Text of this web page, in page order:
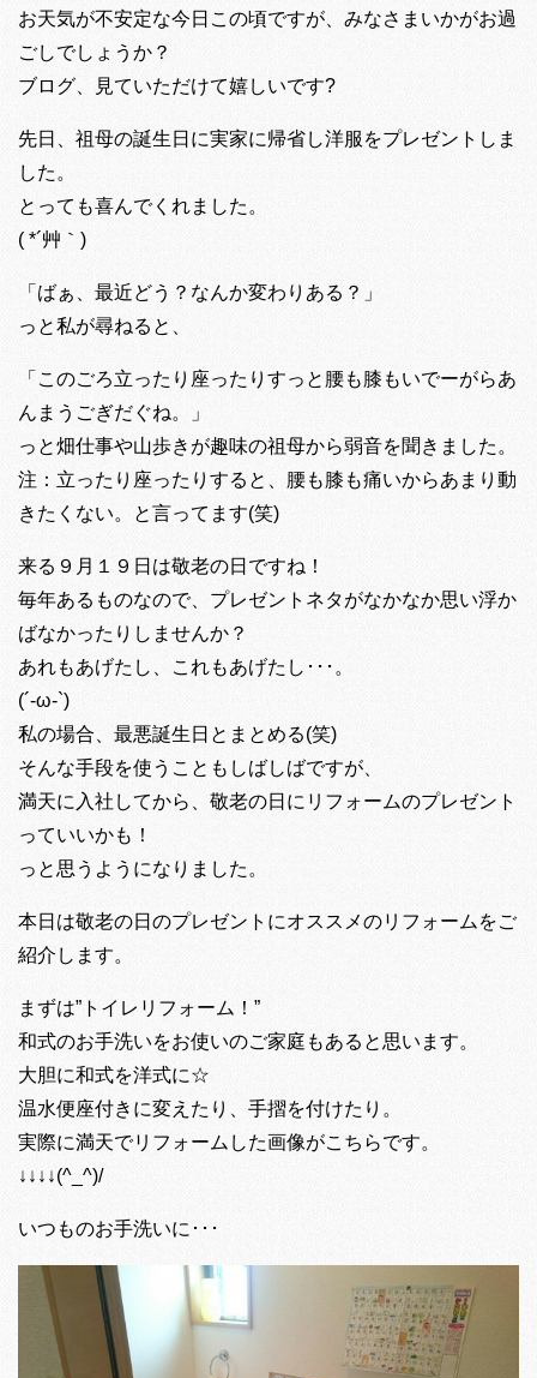
お天気が不安定な今日この頃ですが、みなさまいかがお過
ごしでしょうか？
ブログ、見ていただけて嬉しいです?
先日、祖母の誕生日に実家に帰省し洋服をプレゼントしま
した。
とっても喜んでくれました。
( *´艸｀)
「ばぁ、最近どう？なんか変わりある？」
っと私が尋ねると、
「このごろ立ったり座ったりすっと腰も膝もいでーがらあ
んまうごぎだぐね。」
っと畑仕事や山歩きが趣味の祖母から弱音を聞きました。
注：立ったり座ったりすると、腰も膝も痛いからあまり動
きたくない。と言ってます(笑)
来る９月１９日は敬老の日ですね！
毎年あるものなので、プレゼントネタがなかなか思い浮か
ばなかったりしませんか？
あれもあげたし、これもあげたし･･･。
(´-ω-`)
私の場合、最悪誕生日とまとめる(笑)
そんな手段を使うこともしばしばですが、
満天に入社してから、敬老の日にリフォームのプレゼント
っていいかも！
っと思うようになりました。
本日は敬老の日のプレゼントにオススメのリフォームをご
紹介します。
まずは”トイレリフォーム！”
和式のお手洗いをお使いのご家庭もあると思います。
大胆に和式を洋式に☆
温水便座付きに変えたり、手摺を付けたり。
実際に満天でリフォームした画像がこちらです。
↓↓↓↓(^_^)/
いつものお手洗いに･･･